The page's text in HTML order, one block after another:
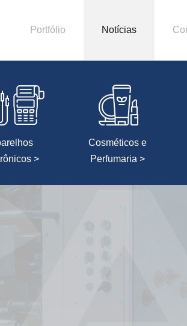
Portfólio Notícias
>
Cosméticos e
Perfumaria >